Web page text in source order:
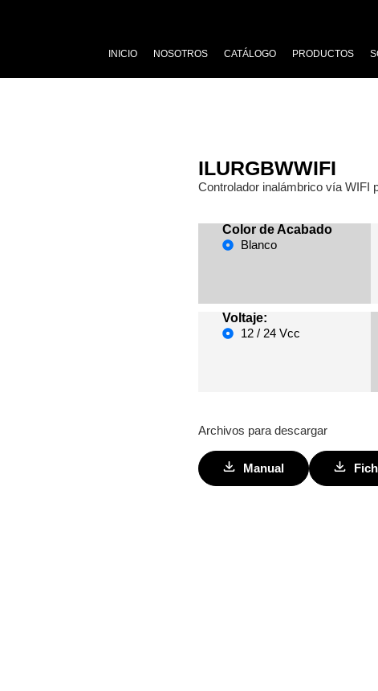
INICIO
NOSOTROS CATÁLOGO PRODUCTOS
ILURGBWWIFI
Controlador inalámbrico vía WIFI
Color de Acabado
Blanco
Voltaje:
12 / 24 Vcc
Archivos para descargar
Manual